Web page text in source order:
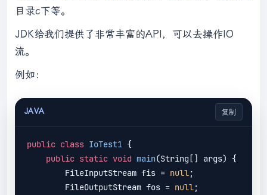
目录c下等。
JDK给我们提供了非常丰富的API，可以去操作IO
流。
例如：
JAVA 复制
public class IoTest1 {
public static void main(String[] args) {
        FileInputStream fis =
null;
        FileOutputStream fos =
null;